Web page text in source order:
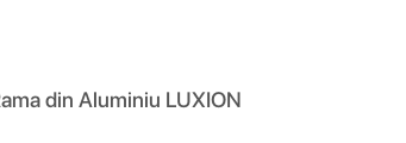
din Aluminiu LUXION